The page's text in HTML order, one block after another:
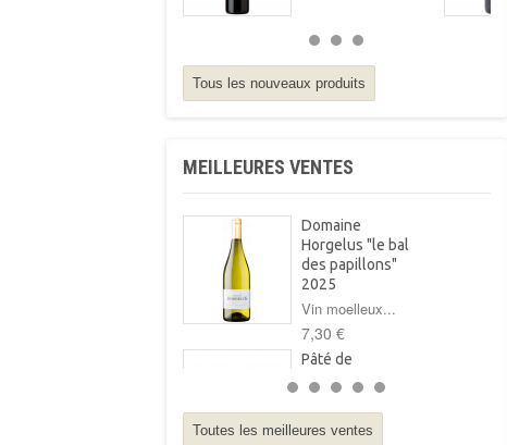
Tous les nouveaux produits
MEILLEURES VENTES
Domaine
Horgelus "le bal
des papillons"
2025
Vin moelleux...
7,30 €
Pâté de
campagne au foie
gras Arnabar
125g
Toutes les meilleures ventes